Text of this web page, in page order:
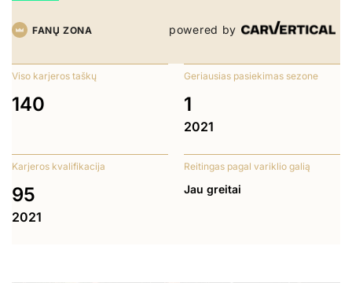
FANŲ ZONA powered by
Viso karjeros taškų
140
Geriausias pasiekimas sezone
1
2021
Karjeros kvalifikacija
95
2021
Reitingas pagal variklio galią
Jau greitai